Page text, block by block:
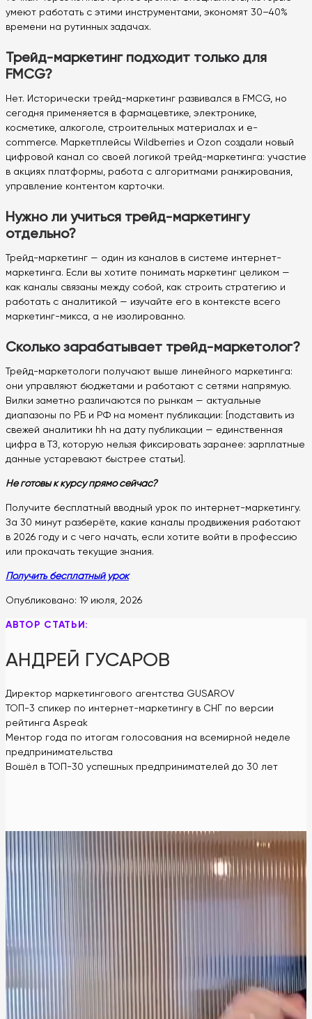
умеют работать с этими инструментами, экономят 30–40%
времени на рутинных задачах.
Трейд-маркетинг подходит только для
FMCG?
Нет. Исторически трейд-маркетинг развивался в FMCG, но
сегодня применяется в фармацевтике, электронике,
косметике, алкоголе, строительных материалах и e-
commerce. Маркетплейсы Wildberries и Ozon создали новый
цифровой канал со своей логикой трейд-маркетинга: участие
в акциях платформы, работа с алгоритмами ранжирования,
управление контентом карточки.
Нужно ли учиться трейд-маркетингу
отдельно?
Трейд-маркетинг — один из каналов в системе интернет-
маркетинга. Если вы хотите понимать маркетинг целиком —
как каналы связаны между собой, как строить стратегию и
работать с аналитикой — изучайте его в контексте всего
маркетинг-микса, а не изолированно.
Сколько зарабатывает трейд-маркетолог?
Трейд-маркетологи получают выше линейного маркетинга:
они управляют бюджетами и работают с сетями напрямую.
Вилки заметно различаются по рынкам — актуальные
диапазоны по РБ и РФ на момент публикации: [подставить из
свежей аналитики hh на дату публикации — единственная
цифра в ТЗ, которую нельзя фиксировать заранее: зарплатные
данные устаревают быстрее статьи].
Не готовы к курсу прямо сейчас?
Получите бесплатный вводный урок по интернет-маркетингу.
За 30 минут разберёте, какие каналы продвижения работают
в 2026 году и с чего начать, если хотите войти в профессию
или прокачать текущие знания.
Получить бесплатный урок
Опубликовано: 19 июля, 2026
АВТОР СТАТЬИ:
АНДРЕЙ ГУСАРОВ
Директор маркетингового агентства GUSAROV
ТОП-3 спикер по интернет-маркетингу в СНГ по версии
рейтинга Aspeak
Ментор года по итогам голосования на всемирной неделе
предпринимательства
Вошёл в ТОП-30 успешных предпринимателей до 30 лет